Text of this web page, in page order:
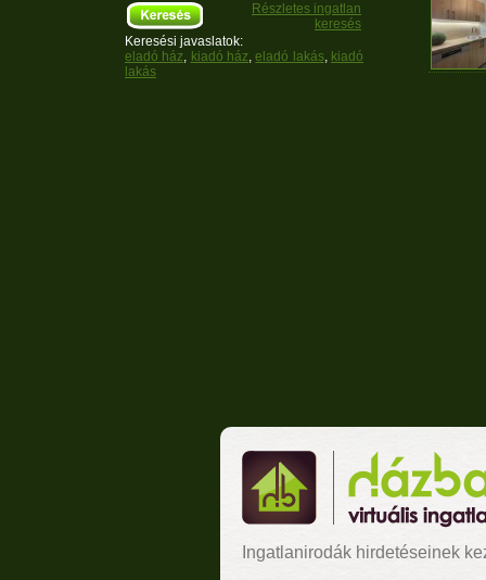
Részletes ingatlan
keresés
Keresési javaslatok:
eladó ház, kiadó ház,eladó lakás, kiadó
lakás
Ingatlanirodák hirdetéseinek